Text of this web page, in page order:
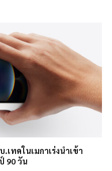
เทคในเมกาเร่งนำเข้า
90 วัน